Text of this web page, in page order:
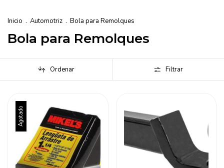
Inicio . Automotriz . Bola para Remolques
Bola para Remolques
Ordenar Filtrar
Agotado